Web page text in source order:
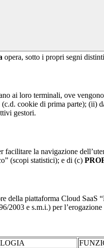
opera, sotto i propri segni
loro terminali, ove
cookie di prima parte);
gestori.
la navigazione
(scopi statistici); e di (c)
piattaforma Cloud
e s.m.i.) per